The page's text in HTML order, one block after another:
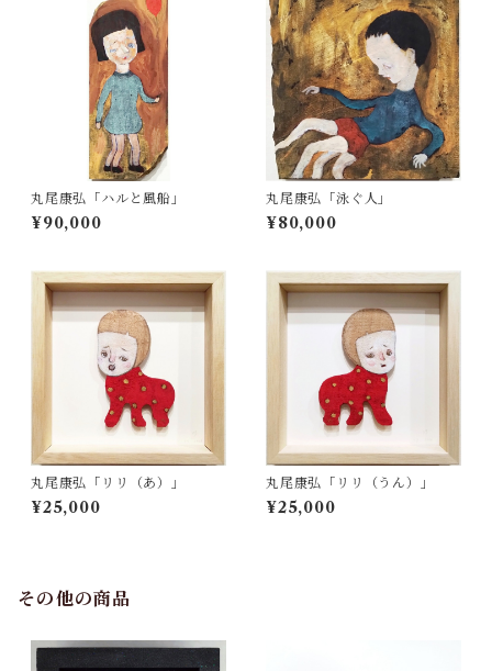
丸尾康弘「ハルと風船」
¥90,000
丸尾康弘「泳ぐ人」
¥80,000
丸尾康弘「リリ（あ）」
¥25,000
丸尾康弘「リリ（うん）」
¥25,000
その他の商品